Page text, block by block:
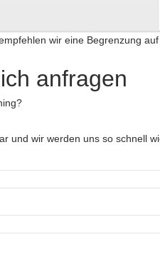
wir eine Begrenzung
anfragen
und wir werden uns so schnell